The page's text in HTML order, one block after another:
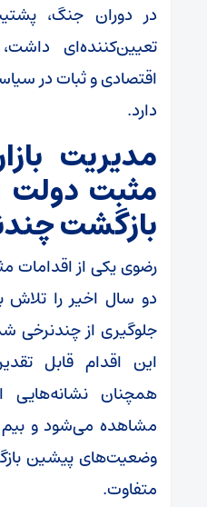
در دوران جنگ،
تعیین‌کننده‌ای
اقتصادی و ثبات در
دارد.
مدیریت
مثبت دولت
بازگشت
رضوی یکی از اقدامات
دو سال اخیر را تلاش
جلوگیری از
این اقدام قابل
همچنان نشانه‌هایی
مشاهده می‌شود و
وضعیت‌های پیشین
متفاوت.